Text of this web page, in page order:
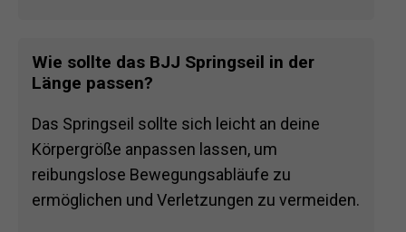
Wie sollte das BJJ Springseil in der
Länge passen?
Das Springseil sollte sich leicht an deine
Körpergröße anpassen lassen, um
reibungslose Bewegungsabläufe zu
ermöglichen und Verletzungen zu vermeiden.